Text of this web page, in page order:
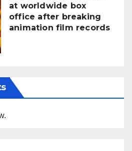
at worldwide box
office after breaking
animation film records